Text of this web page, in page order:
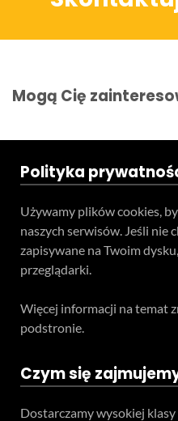
Kom:+48 605 910
Mogą Cię
Polityka
Używamy plików cookies,
naszych serwisów. Jeśli nie
zapisywane na Twoim
przeglądarki.
Więcej informacji na temat
podstronie.
Czym się
Dostarczamy wysokiej